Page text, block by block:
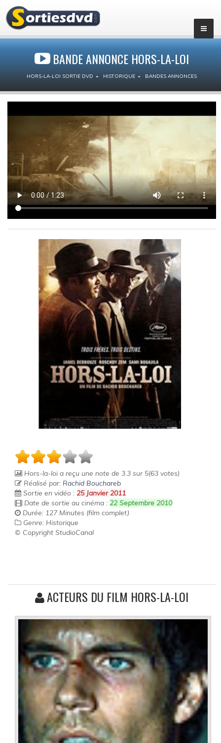
BANDE ANNONCE HORS-LA-LOI
HORS-LA-LOI SORTIE DVD HISTORIQUE BANDES ANNONCES
Hors-la-loi a reçu une note de 3.3 sur 5(63 votes)
Réalisé par: Rachid Bouchareb
Sortie en vidéo : 25 Janvier 2011
Date de sortie au cinéma : 22 Septembre 2010
Durée: 127 Minutes (film complet)
Genre: Historique
© Copyright StudioCanal
ACTEURS DU FILM HORS-LA-LOI